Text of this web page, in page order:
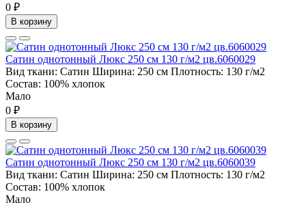
0 ₽
В корзину
Сатин однотонный Люкс 250 см 130 г/м2 цв.6060029
Вид ткани: Сатин Ширина: 250 см Плотность: 130 г/м2
Состав: 100% хлопок
Мало
0 ₽
В корзину
Сатин однотонный Люкс 250 см 130 г/м2 цв.6060039
Вид ткани: Сатин Ширина: 250 см Плотность: 130 г/м2
Состав: 100% хлопок
Мало